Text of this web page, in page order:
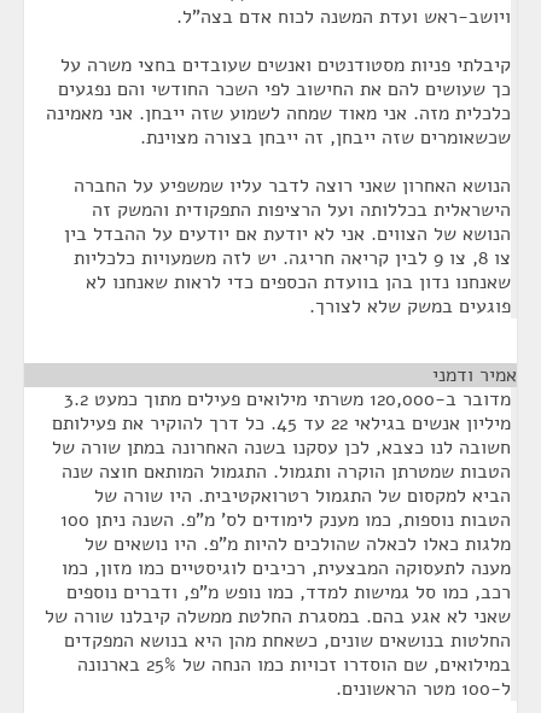
ויושב-ראש ועדת המשנה לכוח אדם בצה"ל.
קיבלתי פניות מסטודנטים ואנשים שעובדים בחצי משרה על
כך שעושים להם את החישוב לפי השכר החודשי והם נפגעים
כלכלית מזה. אני מאוד שמחה לשמוע שזה ייבחן. אני מאמינה
שכשאומרים שזה ייבחן, זה ייבחן בצורה מצוינת.
הנושא האחרון שאני רוצה לדבר עליו שמשפיע על החברה
הישראלית בכללותה ועל הרציפות התפקודית והמשק זה
הנושא של הצווים. אני לא יודעת אם יודעים על ההבדל בין
צו 8, צו 9 לבין קריאה חריגה. יש לזה משמעויות כלכליות
שאנחנו נדון בהן בוועדת הכספים כדי לראות שאנחנו לא
פוגעים במשק שלא לצורך.
אמיר ודמני
מדובר ב-120,000 משרתי מילואים פעילים מתוך כמעט 3.2
מיליון אנשים בגילאי 22 עד 45. כל דרך להוקיר את פעילותם
חשובה לנו כצבא, לכן עסקנו בשנה האחרונה במתן שורה של
הטבות שמטרתן הוקרה ותגמול. התגמול המותאם חוצה שנה
הביא למקסום של התגמול רטרואקטיבית. היו שורה של
הטבות נוספות, כמו מענק לימודים לס' מ"פ. השנה ניתן 100
מלגות כאלו לכאלה שהולכים להיות מ"פ. היו נושאים של
מענה לתעסוקה המבצעית, רכיבים לוגיסטיים כמו מזון, כמו
רכב, כמו סל גמישות למדד, כמו נופש מ"פ, ודברים נוספים
שאני לא אגע בהם. במסגרת החלטת ממשלה קיבלנו שורה של
החלטות בנושאים שונים, כשאחת מהן היא בנושא המפקדים
במילואים, שם הוסדרו זכויות כמו הנחה של 25% בארנונה
ל-100 מטר הראשונים.